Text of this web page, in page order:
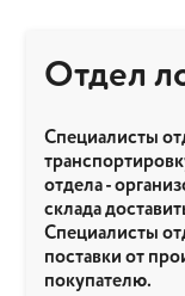
Отдел
Специалисты
отдела -
склада
Специалисты
поставки от
покупателю.